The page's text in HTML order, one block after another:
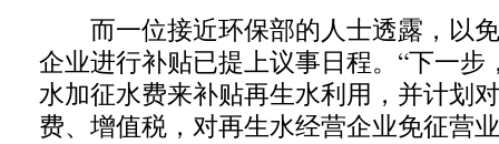
而一位接近环保部的人士透露，以
企业进行补贴已提上议事日程。“下一步
水加征水费来补贴再生水利用，并计划
费、增值税，对再生水经营企业免征营